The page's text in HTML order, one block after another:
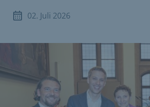
02. Juli 2026